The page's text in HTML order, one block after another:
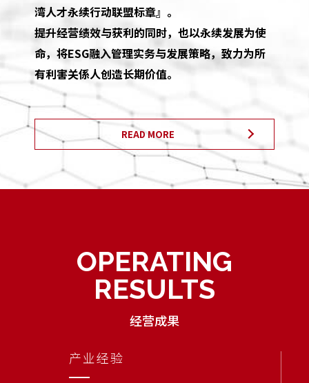
湾人才永续行动联盟标章』。
提升经营绩效与获利的同时，也以永续发展为使
命，将ESG融入管理实务与发展策略，致力为所
有利害关係人创造长期价值。
READ MORE
OPERATING
RESULTS
经营成果
产业经验